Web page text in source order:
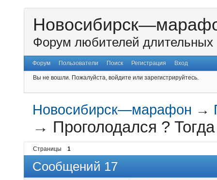
Форум любителей длительных
Форум Пользователи Поиск Регистрация Вход
Вы не вошли. Пожалуйста, войдите или зарегистрируйтесь.
Новосибирск—марафон →
→ Проголодался ?
Страницы 1
Сообщений 17